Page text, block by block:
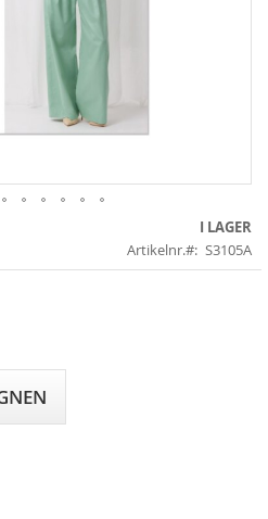
I LAGER
Artikelnr.
S3105A